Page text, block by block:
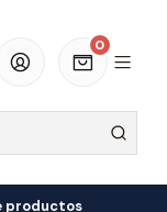
0
productos